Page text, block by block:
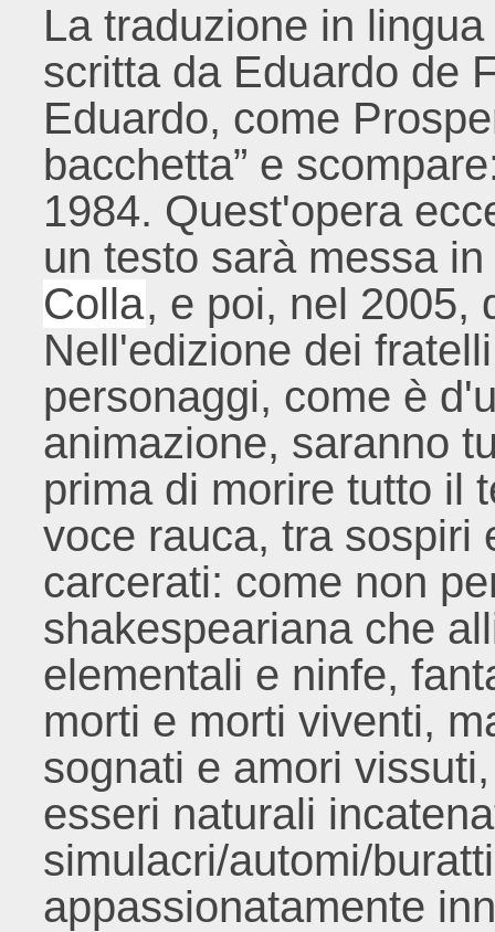
La traduzione in
scritta da Eduardo de
Eduardo, come
bacchetta” e
1984. Quest'opera
un testo sarà messa
Colla, e poi, nel 2005,
Nell'edizione dei
personaggi, come è
animazione, saranno
prima di morire tutto il
voce rauca, tra sospiri
carcerati: come non
shakespeariana che
elementali e ninfe,
morti e morti viventi,
sognati e amori
esseri naturali
simulacri/automi/
appassionatamente